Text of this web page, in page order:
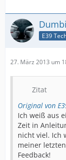
Dumbi
E39
27. März 2013 um
Zitat
Original von
Ich weiß aus
Zeit in
nicht viel. Ich
meiner
Feedback!